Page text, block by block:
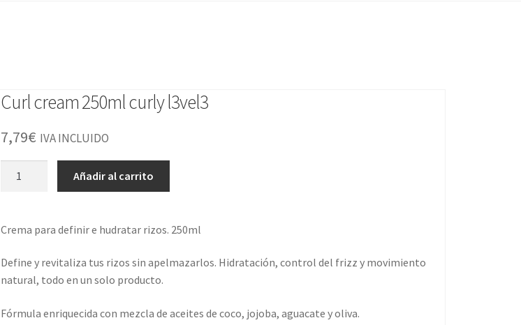
Curl cream 250ml curly l3vel3
7,79€ IVA INCLUIDO
l3vel3
Añadir al carrito
Crema para definir e hudratar rizos. 250ml
Define y revitaliza tus rizos sin apelmazarlos. Hidratación, control del frizz y movimiento
natural, todo en un solo producto.
Fórmula enriquecida con mezcla de aceites de coco, jojoba, aguacate y oliva.